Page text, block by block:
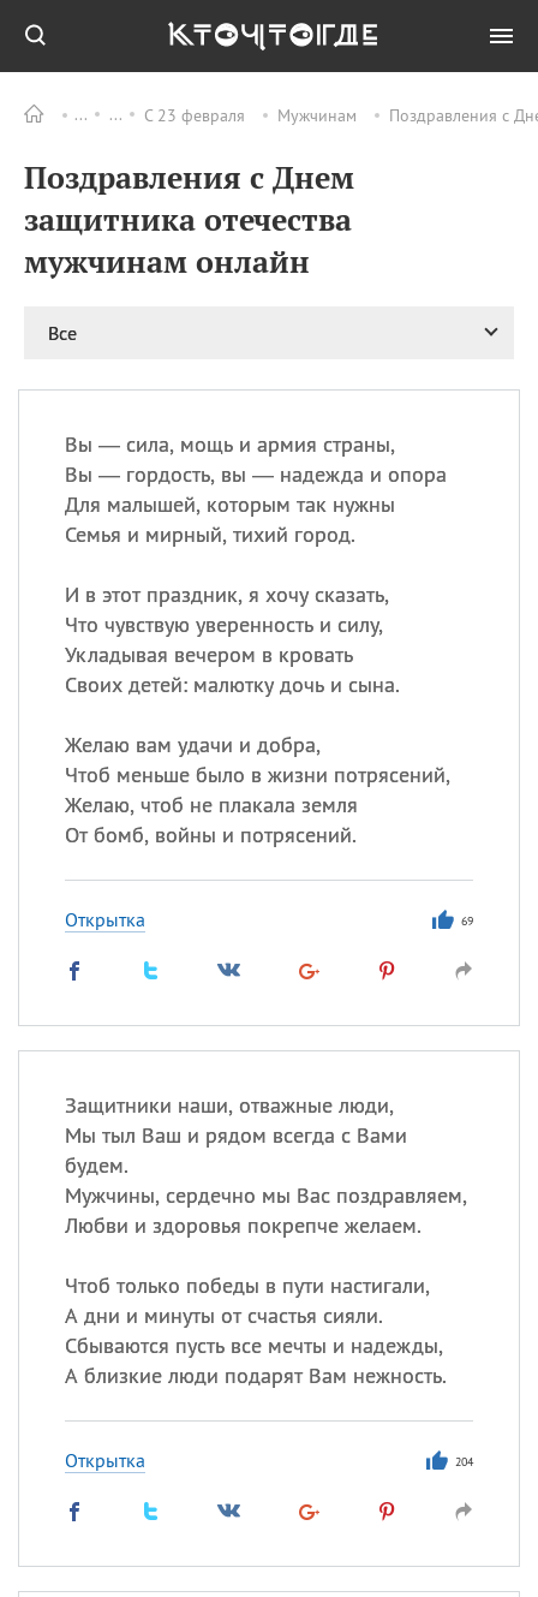
С 23 февраля Мужчинам Поздравления с
Поздравления с Днем
защитника отечества
мужчинам онлайн
Все
Вы — сила, мощь и армия страны,
Вы — гордость, вы — надежда и опора
Для малышей, которым так нужны
Семья и мирный, тихий город.
И в этот праздник, я хочу сказать,
Что чувствую уверенность и силу,
Укладывая вечером в кровать
Своих детей: малютку дочь и сына.
Желаю вам удачи и добра,
Чтоб меньше было в жизни потрясений,
Желаю, чтоб не плакала земля
От бомб, войны и потрясений.
Открытка 69
Защитники наши, отважные люди,
Мы тыл Ваш и рядом всегда с Вами
будем.
Мужчины, сердечно мы Вас поздравляем,
Любви и здоровья покрепче желаем.
Чтоб только победы в пути настигали,
А дни и минуты от счастья сияли.
Сбываются пусть все мечты и надежды,
А близкие люди подарят Вам нежность.
Открытка 204
ПРАЗДНИКИ Все
08.08 День «Счастье
Happens Day)
08.08 День мира в Аугсбурге
больных
09.08 День книголюбов (Book
Lovers Day)
ИМЕНА
Сегодня празднуют именины
Анна
Посмотреть значение